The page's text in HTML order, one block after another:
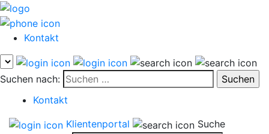
Kontakt
Suchen nach:
Kontakt
Klientenportal
Suche